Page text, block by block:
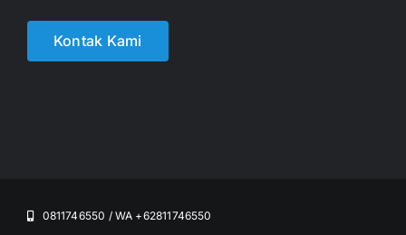
Kontak Kami
0811746550 / WA +62811746550